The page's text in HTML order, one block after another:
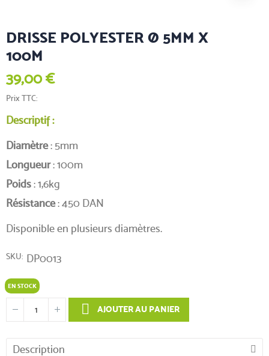
DRISSE POLYESTER Ø 5MM X
100M
39,00 €
Prix TTC
Descriptif :
Diamètre: 5mm
Longueur: 100m
Poids: 1,6kg
Résistance: 450 DAN
Disponible en plusieurs diamètres.
SKU DP0013
EN STOCK
AJOUTER AU PANIER
Description